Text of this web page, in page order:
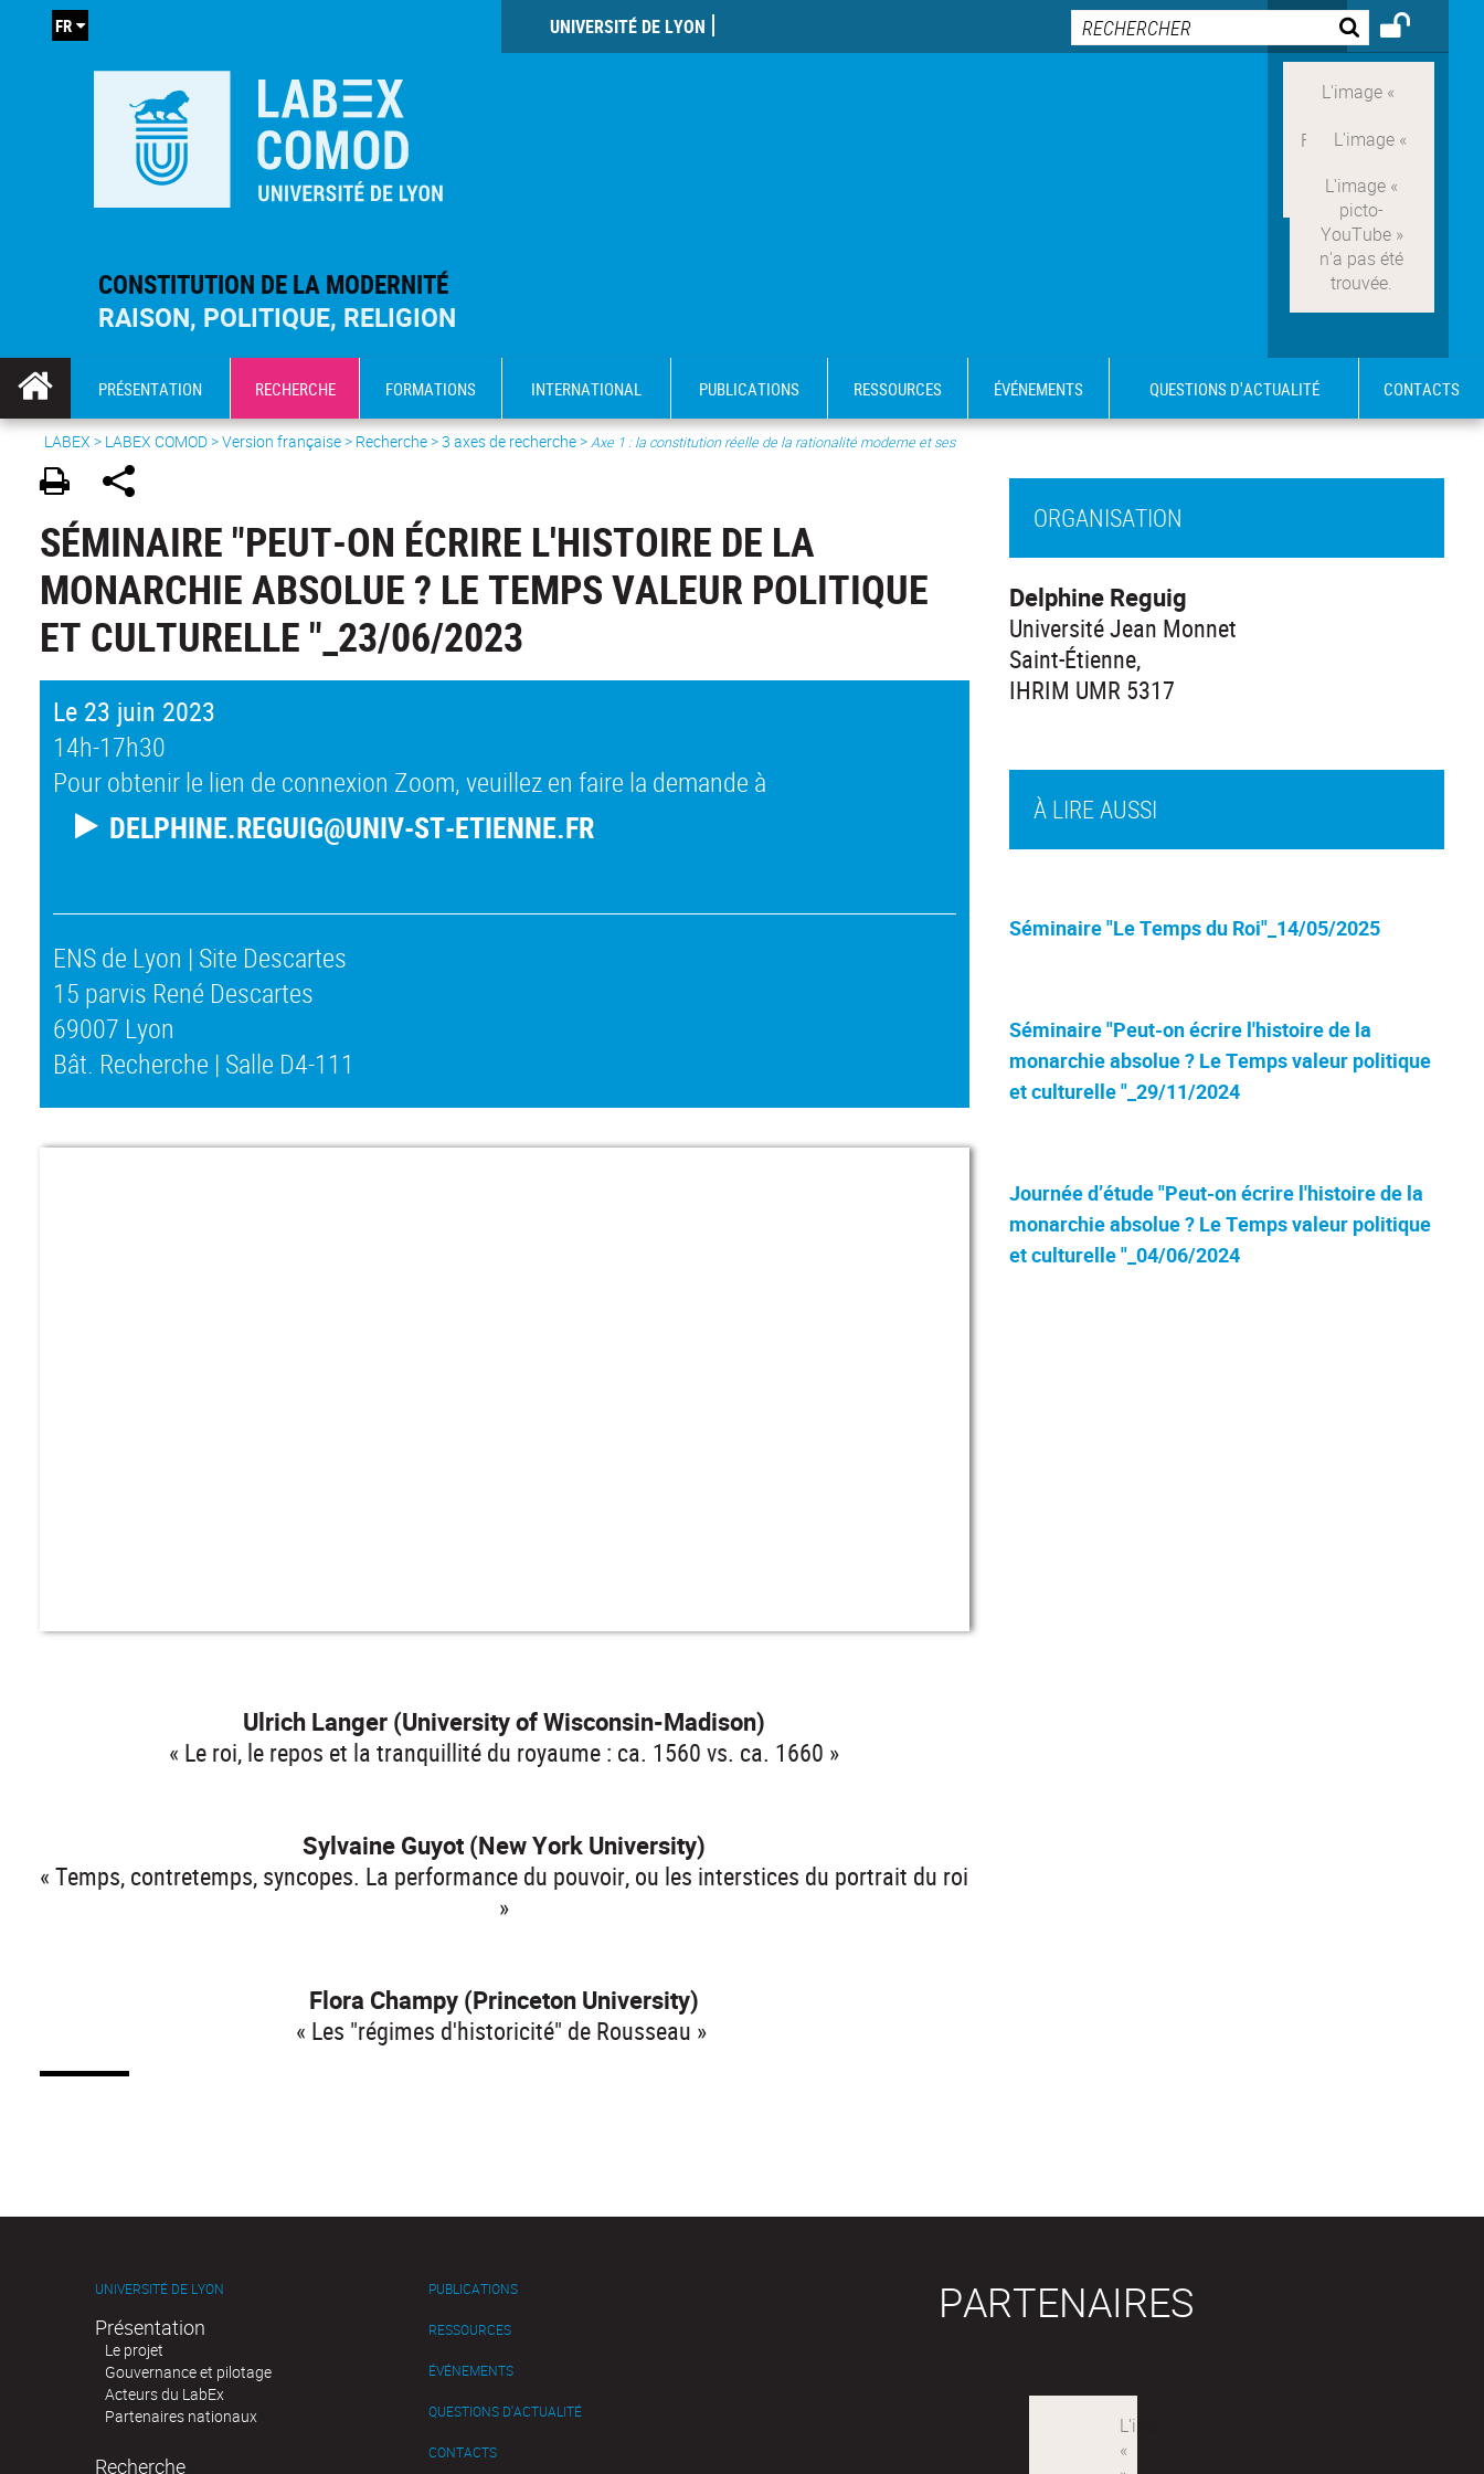
CONSTITUTION DE LA MODERNITÉ
RAISON, POLITIQUE, RELIGION
UNIVERSITÉ DE LYON
FR
PRÉSENTATION RECHERCHE FORMATIONS INTERNATIONAL PUBLICATIONS RESSOURCES ÉVÉNEMENTS QUESTIONS D'ACTUALITÉ CONTACTS
LABEX > LABEX COMOD>Version française> Recherche >3 axes de recherche>Axe 1 : la constitution réelle de la rationalité moderne et ses
SÉMINAIRE "PEUT-ON ÉCRIRE L'HISTOIRE DE LA
MONARCHIE ABSOLUE ? LE TEMPS VALEUR POLITIQUE
ET CULTURELLE "_23/06/2023
Le 23 juin 2023
14h-17h30
Pour obtenir le lien de connexion Zoom, veuillez en faire la demande à
DELPHINE.REGUIG@UNIV-ST-ETIENNE.FR
ENS de Lyon | Site Descartes
15 parvis René Descartes
69007 Lyon
Bât. Recherche | Salle D4-111
Ulrich Langer (University of Wisconsin-Madison)
« Le roi, le repos et la tranquillité du royaume : ca. 1560 vs. ca. 1660 »
Sylvaine Guyot (New York University)
« Temps, contretemps, syncopes. La performance du pouvoir, ou les interstices du portrait du roi
»
Flora Champy (Princeton University)
« Les "régimes d'historicité" de Rousseau »
À LIRE AUSSI
Séminaire "Le Temps du Roi"_14/05/2025
Séminaire "Peut-on écrire l'histoire de la
monarchie absolue ? Le Temps valeur politique
et culturelle "_29/11/2024
Journée d’étude "Peut-on écrire l'histoire de la
monarchie absolue ? Le Temps valeur politique
et culturelle "_04/06/2024
ORGANISATION
Delphine Reguig
Université Jean Monnet
Saint-Étienne,
IHRIM UMR 5317
UNIVERSITÉ DE LYON
Présentation
Le projet
Gouvernance et pilotage
Acteurs du LabEx
Partenaires nationaux
Recherche
PUBLICATIONS
RESSOURCES
ÉVÉNEMENTS
QUESTIONS D'ACTUALITÉ
CONTACTS
PARTENAIRES